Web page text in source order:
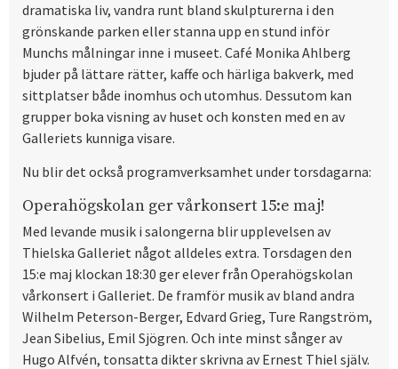
dramatiska liv, vandra runt bland skulpturerna i den
grönskande parken eller stanna upp en stund inför
Munchs målningar inne i museet. Café Monika Ahlberg
bjuder på lättare rätter, kaffe och härliga bakverk, med
sittplatser både inomhus och utomhus. Dessutom kan
grupper boka visning av huset och konsten med en av
Galleriets kunniga visare.
Nu blir det också programverksamhet under torsdagarna:
Operahögskolan ger vårkonsert 15:e maj!
Med levande musik i salongerna blir upplevelsen av
Thielska Galleriet något alldeles extra. Torsdagen den
15:e maj klockan 18:30 ger elever från Operahögskolan
vårkonsert i Galleriet. De framför musik av bland andra
Wilhelm Peterson-Berger, Edvard Grieg, Ture Rangström,
Jean Sibelius, Emil Sjögren. Och inte minst sånger av
Hugo Alfvén, tonsatta dikter skrivna av Ernest Thiel själv.